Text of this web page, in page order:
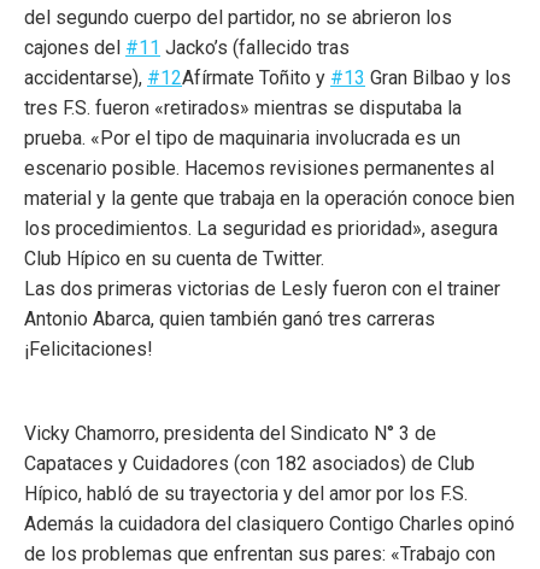
del segundo cuerpo del partidor, no se abrieron los
cajones del #11 Jacko’s (fallecido tras
accidentarse), #12Afírmate Toñito y #13 Gran Bilbao y los
tres F.S. fueron «retirados» mientras se disputaba la
prueba. «Por el tipo de maquinaria involucrada es un
escenario posible. Hacemos revisiones permanentes al
material y la gente que trabaja en la operación conoce bien
los procedimientos. La seguridad es prioridad», asegura
Club Hípico en su cuenta de Twitter.
Las dos primeras victorias de Lesly fueron con el trainer
Antonio Abarca, quien también ganó tres carreras
¡Felicitaciones!
Vicky Chamorro, presidenta del Sindicato N° 3 de
Capataces y Cuidadores (con 182 asociados) de Club
Hípico, habló de su trayectoria y del amor por los F.S.
Además la cuidadora del clasiquero Contigo Charles opinó
de los problemas que enfrentan sus pares: «Trabajo con